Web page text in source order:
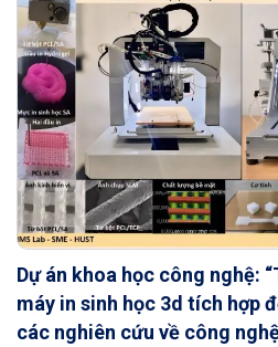
nhiệm, Đại học Bách khoa Hà Nội
tới thử nghiệm và ứng dụng các
tích hơi thở chẩn đoán bệnh cũng
thư phổi, hen suyễn, tiểu đường…,
Dự án khoa học công nghệ:
máy in sinh học 3d tích hợp
các nghiên cứu về công